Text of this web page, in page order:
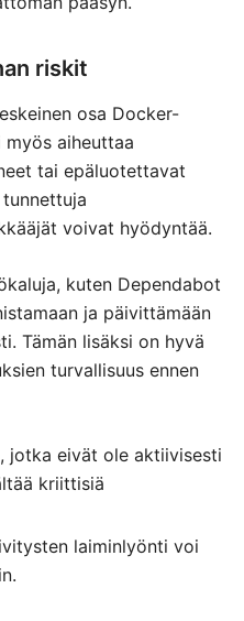
riskit
osa Docker-
aiheuttaa
tai epäluotettavat
voivat hyödyntää.
kuten Dependabot
ja päivittämään
Tämän lisäksi on hyvä
turvallisuus ennen
jotka eivät ole aktiivisesti
kriittisiä
laiminlyönti voi